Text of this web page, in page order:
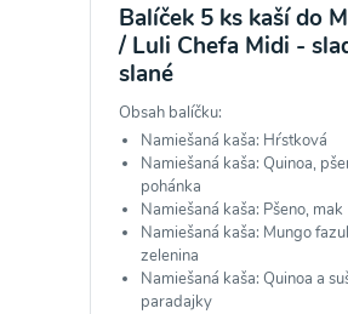
Balíček 5 ks kaší do
/ Luli Chefa Midi -
slané
Obsah balíčku:
Namiešaná kaša: Hŕstková
Namiešaná kaša: Quinoa,
pohánka
Namiešaná kaša: Pšeno, mak
Namiešaná kaša: Mungo
zelenina
Namiešaná kaša: Quinoa a
paradajky